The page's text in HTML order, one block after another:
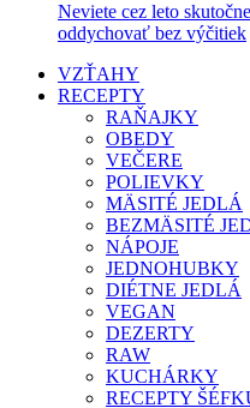
Neviete cez leto
oddychovať bez výčitiek
VZŤAHY
RECEPTY
RAŇAJKY
OBEDY
VEČERE
POLIEVKY
MÄSITÉ JEDLÁ
BEZMÄSITÉ
NÁPOJE
JEDNOHUBKY
DIÉTNE JEDLÁ
VEGAN
DEZERTY
RAW
KUCHÁRKY
RECEPTY